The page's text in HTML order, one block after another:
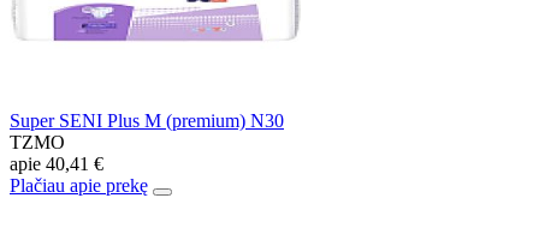
Super SENI Plus M (premium) N30
TZMO
apie 40,41 €
Plačiau apie prekę